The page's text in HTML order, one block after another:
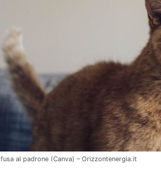
al padrone (Canva) – Orizzontenergia.it